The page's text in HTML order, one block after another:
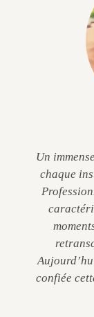
Un
chaque
confiée